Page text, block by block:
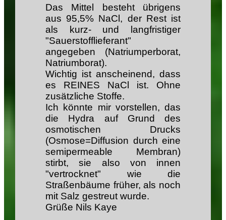
Das Mittel besteht übrigens
aus 95,5% NaCl, der Rest ist
als kurz- und langfristiger
"Sauerstofflieferant"
angegeben (Natriumperborat,
Natriumborat).
Wichtig ist anscheinend, dass
es REINES NaCl ist. Ohne
zusätzliche Stoffe.
Ich könnte mir vorstellen, das
die Hydra auf Grund des
osmotischen Drucks
(Osmose=Diffusion durch eine
semipermeable Membran)
stirbt, sie also von innen
"vertrocknet" wie die
Straßenbäume früher, als noch
mit Salz gestreut wurde.
Grüße Nils Kaye